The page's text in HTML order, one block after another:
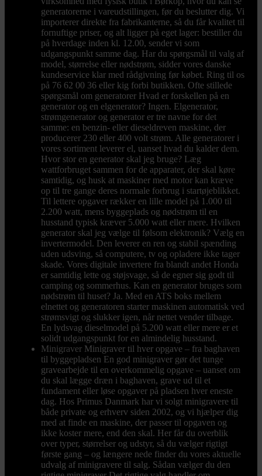
generatorerne i vareudstillingen, før du beslutter dig. Vi
importerer direkte fra fabrikanterne, så du får kvalitet til
fornuftige priser, og alt ligger på eget lager: bestiller du
på hverdage inden kl. 12.00, sender vi som
udgangspunkt samme dag. Har du spørgsmål til valg af
model, størrelse eller nødstrøm, sidder vores danske
kundeservice klar med rådgivning før købet. Ring til os
på 76 62 00 36 eller kig forbi butikken. Ofte stillede
spørgsmål om generatorer Hvad er forskellen på en
generator og en elgenerator? Ingen. Elgenerator,
strømgenerator og generator er tre navne for det
samme: en benzin- eller dieseldreven maskine, der
producerer 230 eller 400 volt strøm. Alle generatorer i
vores sortiment leverer el, uanset hvad du kalder dem.
Hvor stor en generator skal jeg bruge? Læg
wattforbruget sammen for de apparater, der skal køre
samtidig, og husk at maskiner med motor kan kræve
op til tre gange deres normale forbrug i startøjeblikket.
Til lettere opgaver rækker en lille model på 1.000 til
2.200 watt, mens byggeplads og nødstrøm til en
husstand typisk kræver 5.000 watt eller mere. Hvilken
generator skal jeg vælge til følsom elektronik? Vælg en
invertermodel. Den leverer en ren og stabil spænding
uden udsving, så computere, tv og opladere ikke tager
skade. Vores digitale invertere fra blandt andet Honda
er samtidig lette og støjsvage, så de egner sig godt til
camping og sommerhus. Kan en generator bruges som
nødstrøm til huset? Ja. Med en ATS boks mellem
elnettet og generatoren starter maskinen automatisk ved
strømsvigt og slukker igen, når nettet vender tilbage.
En lydsvag dieselmodel på 5.200 watt eller mere er et
solidt udgangspunkt for en almindelig husstand.
Minigraver Minigraver til hver opgave – fra baghaven
til byggepladsen En god minigraver gør det tunge
gravearbejde til en overkommelig opgave – uanset om
du skal lægge dræn i baghaven, grave ud til et
fundament eller løse opgaver på pladsen hver eneste
dag. Hos Primus Danmark har vi solgt minigravere til
både private og erhverv siden 2002, og vi hjælper dig
med at finde en maskine, der passer til opgaven og
ikke koster mere, end den skal. Her får du overblik
over typer, størrelser og udstyr, så du vælger rigtigt
første gang – og længere nede finder du vores aktuelle
udvalg af minigravere til salg. Sådan vælger du den